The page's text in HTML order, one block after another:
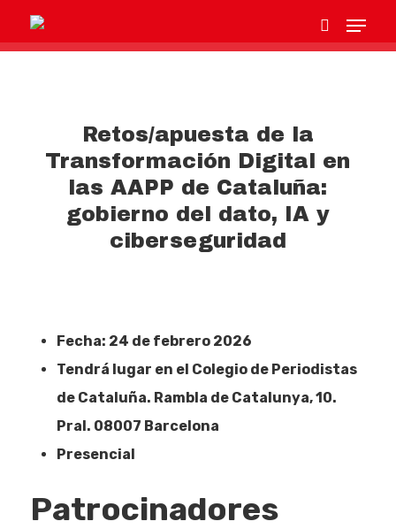
Retos/apuesta de la
Transformación Digital en
las AAPP de Cataluña:
gobierno del dato, IA y
ciberseguridad
Fecha: 24 de febrero 2026
Tendrá lugar en el Colegio de Periodistas
de Cataluña. Rambla de Catalunya, 10.
Pral. 08007 Barcelona
Presencial
Patrocinadores